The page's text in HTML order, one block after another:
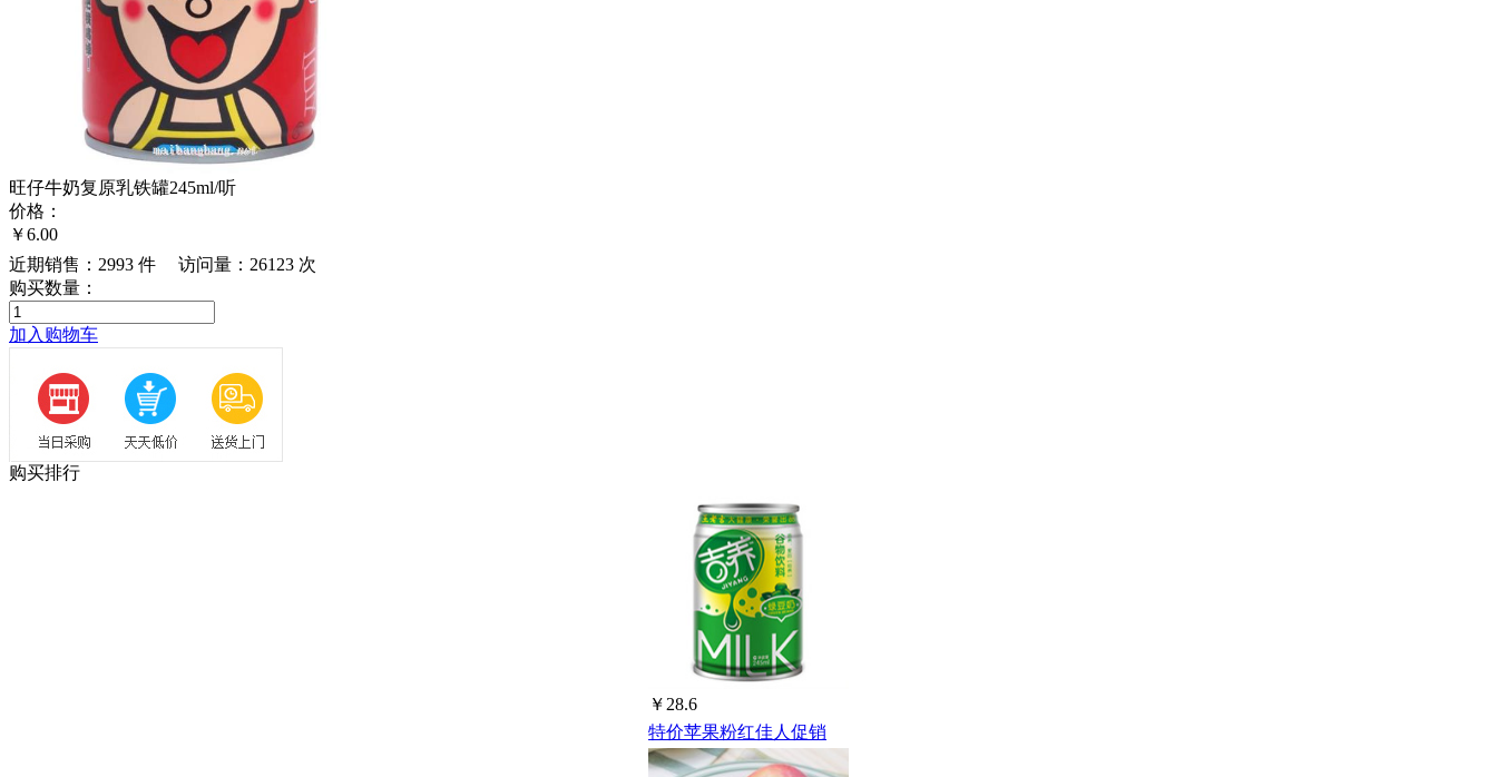
旺仔牛奶复原乳铁罐245ml/听
价格：
￥6.00
近期销售： 2993 件 访问量： 26123 次
购买数量：
加入购物车
购买排行
￥28.6
特价苹果粉红佳人促销